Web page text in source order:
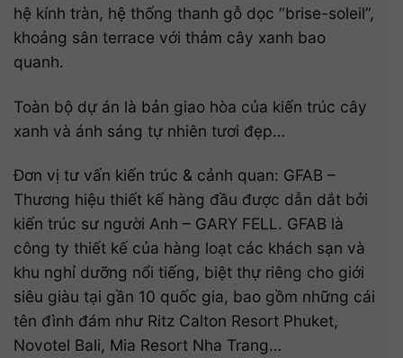
hệ kính tràn, hệ thống thanh gỗ dọc “brise-soleil”,
khoảng sân terrace với thảm cây xanh bao
quanh.
Toàn bộ dự án là bản giao hòa của kiến trúc cây
xanh và ánh sáng tự nhiên tươi đẹp…
Đơn vị tư vấn kiến trúc & cảnh quan: GFAB –
Thương hiệu thiết kế hàng đầu được dẫn dắt bởi
kiến trúc sư người Anh – GARY FELL. GFAB là
công ty thiết kế của hàng loạt các khách sạn và
khu nghỉ dưỡng nổi tiếng, biệt thự riêng cho giới
siêu giàu tại gần 10 quốc gia, bao gồm những cái
tên đình đám như Ritz Calton Resort Phuket,
Novotel Bali, Mia Resort Nha Trang…